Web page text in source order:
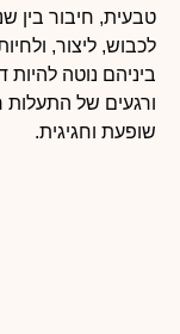
טבעית, חיבור בין
לכבוש, ליצור,
ביניהם נוטה
ורגעים של
שופעת וחגיגית.